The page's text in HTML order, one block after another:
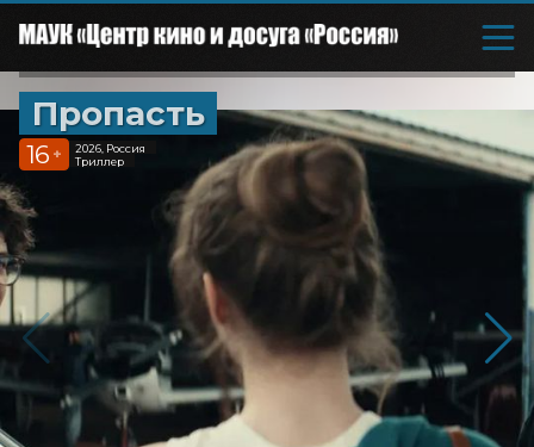
Пропасть
16 +
2026, Россия
Триллер